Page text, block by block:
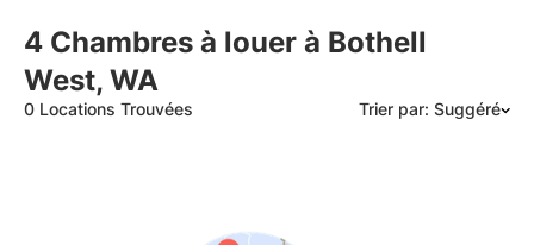
4 Chambres à louer à Bothell
West, WA
0 Locations Trouvées Trier par: Suggéré